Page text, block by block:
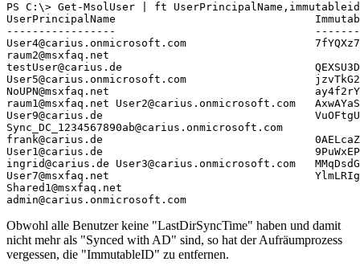
PS C:\> Get-MsolUser | ft
UserPrincipalName
-----------------
User4@carius.onmicrosoft.com
raum2@msxfaq.net
testUser@carius.de
User5@carius.onmicrosoft.com
NoUPN@msxfaq.net
raum1@msxfaq.net User2@carius.onmicrosoft.com
User9@carius.de
Sync_DC_1234567890ab@carius.onmicrosoft.com
frank@carius.de
User1@carius.de
ingrid@carius.de User3@carius.onmicrosoft.com
User7@msxfaq.net
Shared1@msxfaq.net
admin@carius.onmicrosoft.com
Obwohl alle Benutzer keine "LastDirSyncTime" haben und damit
nicht mehr als "Synced with AD" sind, so hat der Aufräumprozess
vergessen, die "ImmutableID" zu entfernen.